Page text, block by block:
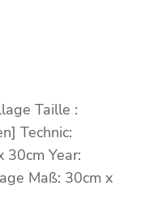
Taille :
Technic:
30cm Year:
Maß: 30cm x